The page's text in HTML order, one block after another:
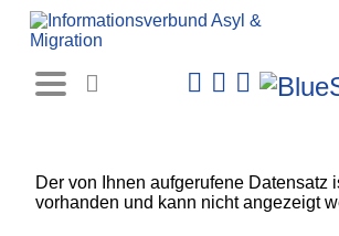
Der von Ihnen aufgerufene Datensatz
vorhanden und kann nicht angezeigt